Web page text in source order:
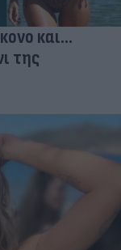
και...
της